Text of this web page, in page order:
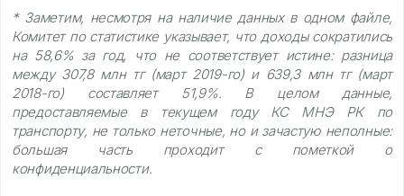
* Заметим, несмотря на наличие данных в одном файле,
Комитет по статистике указывает, что доходы сократились
на 58,6% за год, что не соответствует истине: разница
между 307,8 млн тг (март 2019-го) и 639,3 млн тг (март
2018-го) составляет 51,9%. В целом данные,
предоставляемые в текущем году КС МНЭ РК по
транспорту, не только неточные, но и зачастую неполные:
большая часть проходит с пометкой о
конфиденциальности.